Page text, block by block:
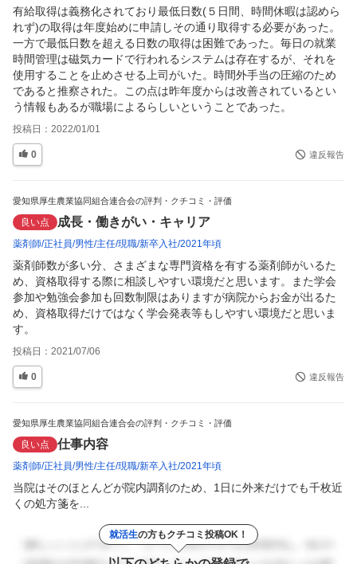
有給取得は義務化されており最低日数(５日間、時間休暇は認めら
れず)の取得は年度始めに申請しその通り取得する必要があった。
一方で最低日数を超える日数の取得は困難であった。毎日の就業
時間管理は磁気カードで行われるシステムは存在するが、それを
使用することを止めさせる上司がいた。時間外手当の圧縮のため
であると推察された。この点は昨年度からは改善されているとい
う情報もあるが職場によるらしいということであった。
投稿日： 2022/01/01
0 違反報告
愛知県厚生農業協同組合連合会の評判・クチコミ・評価
良い点 成長・働きがい・キャリア
薬剤師 正社員 男性 主任 現職 新卒入社 2021年頃
薬剤師数が多い分、さまざまな専門資格を有する薬剤師がいるた
め、資格取得する際に相談しやすい環境だと思います。また学会
参加や勉強会参加も回数制限はありますが病院からお金が出るた
め、資格取得だけではなく学会発表等もしやすい環境だと思いま
す。
投稿日： 2021/07/06
0 違反報告
愛知県厚生農業協同組合連合会の評判・クチコミ・評価
良い点 仕事内容
薬剤師 正社員 男性 主任 現職 新卒入社 2021年頃
当院はそのほとんどが院内調剤のため、1日に外来だけでも千枚近
くの処方箋を...
就活生の方もクチコミ投稿OK！